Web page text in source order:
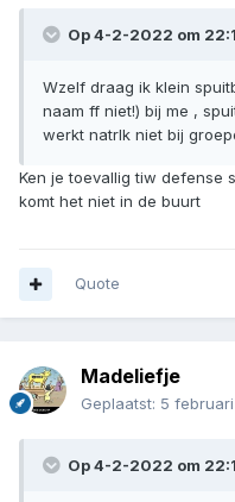
Op 4-2-2022 om
Wzelf draag ik klein
naam ff niet!) bij me ,
werkt natrlk niet bij
Ken je toevallig tiw defense
komt het niet in de buurt
Quote
Madeliefje
Geplaatst: 5
Op 4-2-2022 om